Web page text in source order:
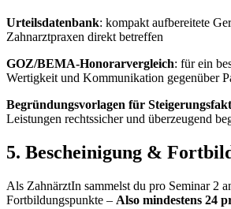
Urteilsdatenbank: kompakt aufbereitete
Zahnarztpraxen direkt betreffen
GOZ/BEMA-Honorarvergleich: für ein
Wertigkeit und Kommunikation gegenüber
Begründungsvorlagen für
Leistungen rechtssicher und überzeugend
5. Bescheinigung &
Als ZahnärztIn sammelst du pro Seminar 2
Fortbildungspunkte – Also mindestens 24